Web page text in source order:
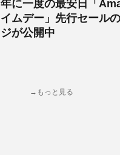
年に一度の最安日「
イムデー」先行セール
ジが公開中
→もっと見る